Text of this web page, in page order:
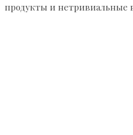
продукты и нетривиальные